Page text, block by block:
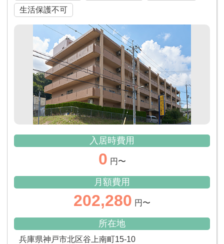
生活保護不可
入居時費用
0 円〜
月額費用
202,280 円〜
所在地
兵庫県神戸市北区谷上南町15-10